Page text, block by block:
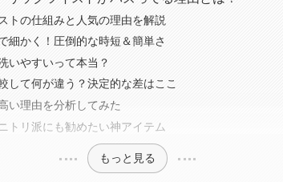
トの仕組みと人気の理由を解説
細かく！圧倒的な時短＆簡単さ
いやすいって本当？
して何が違う？決定的な差はここ
い理由を分析してみた
トリ派にも勧めたい神アイテム
もっと見る